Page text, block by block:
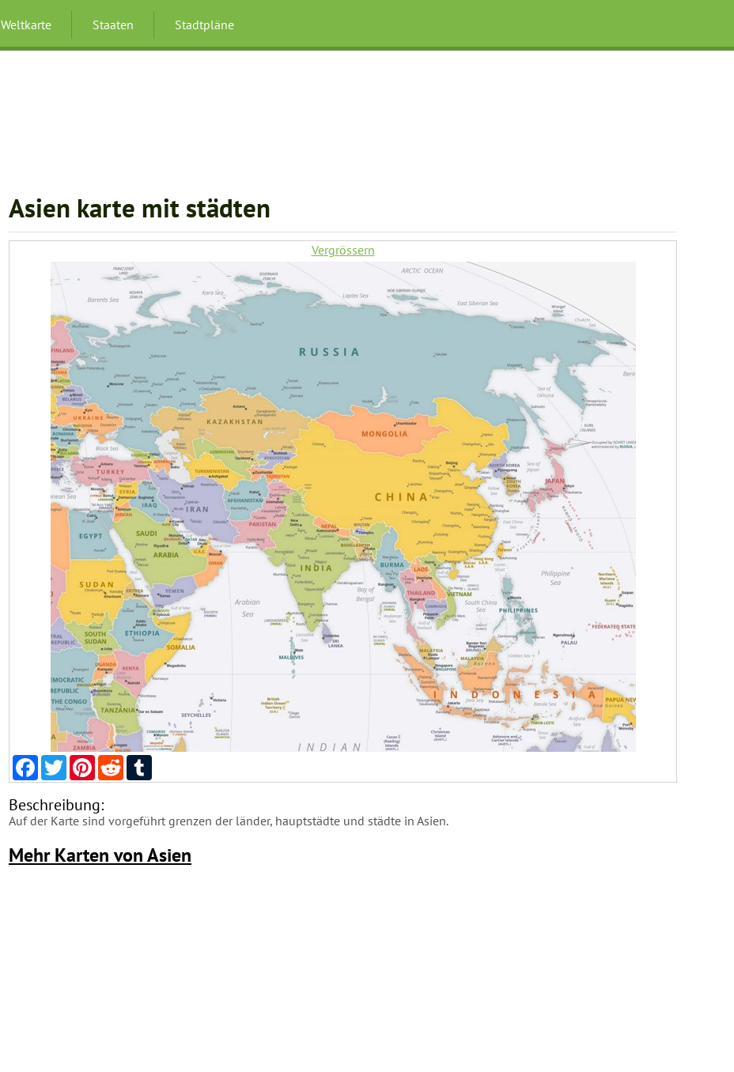
Weltkarte Staaten Stadtpläne
Asien karte mit städten
Vergrössern
Facebook
TwitterPinterest
Reddit
Beschreibung:
Auf der Karte sind vorgeführt grenzen der länder, hauptstädte und städte in Asien.
Mehr Karten von Asien